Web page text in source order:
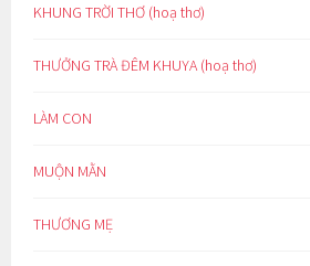
KHUNG TRỜI THƠ (hoạ thơ)
THƯỞNG TRÀ ĐÊM KHUYA (hoạ thơ)
LÀM CON
MUỘN MẰN
THƯƠNG MẸ